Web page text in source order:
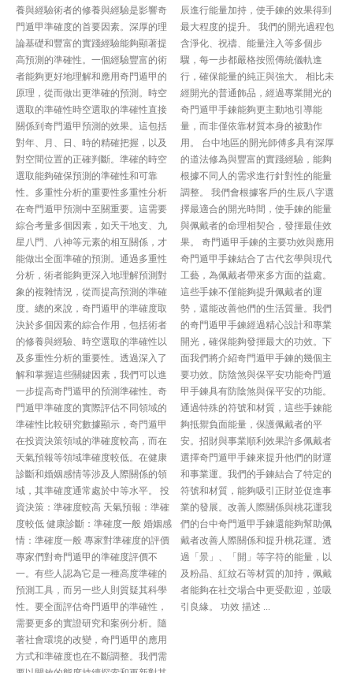
養與經驗術者的修養與經驗是影響奇
門遁甲準確度的首要因素。深厚的理
論基礎和豐富的實踐經驗能夠顯著提
高預測的準確性。一個經驗豐富的術
者能夠更好地理解和應用奇門遁甲的
原理，從而做出更準確的預測。時空
選取的準確性時空選取的準確性直接
關係到奇門遁甲預測的效果。這包括
對年、月、日、時的精確把握，以及
對空間位置的正確判斷。準確的時空
選取能夠確保預測的準確性和可靠
性。多重性分析的重要性多重性分析
在奇門遁甲預測中至關重要。這需要
綜合考量多個因素，如天干地支、九
星八門、八神等元素的相互關係，才
能做出全面準確的預測。通過多重性
分析，術者能夠更深入地理解預測對
象的複雜情況，從而提高預測的準確
度。總的來說，奇門遁甲的準確度取
決於多個因素的綜合作用，包括術者
的修養與經驗、時空選取的準確性以
及多重性分析的重要性。透過深入了
解和掌握這些關鍵因素，我們可以進
一步提高奇門遁甲的預測準確性。奇
門遁甲準確度的實際評估不同領域的
準確性比較研究數據顯示，奇門遁甲
在投資決策領域的準確度較高，而在
天氣預報等領域準確度較低。在健康
診斷和婚姻感情等涉及人際關係的領
域，其準確度通常處於中等水平。 投
資決策：準確度較高 天氣預報：準確
度較低 健康診斷：準確度一般 婚姻感
情：準確度一般 專家對準確度的評價
專家們對奇門遁甲的準確度評價不
一。有些人認為它是一種高度準確的
預測工具，而另一些人則質疑其科學
性。要全面評估奇門遁甲的準確性，
需要更多的實證研究和案例分析。隨
著社會環境的改變，奇門遁甲的應用
方式和準確度也在不斷調整。我們需
辰進行能量加持，使手鍊的效果得到
最大程度的提升。 我們的開光過程包
含淨化、祝禱、能量注入等多個步
驟，每一步都嚴格按照傳統儀軌進
行，確保能量的純正與強大。 相比未
經開光的普通飾品，經過專業開光的
奇門遁甲手鍊能夠更主動地引導能
量，而非僅依靠材質本身的被動作
用。 台中地區的開光師傅多具有深厚
的道法修為與豐富的實踐經驗，能夠
根據不同人的需求進行針對性的能量
調整。 我們會根據客戶的生辰八字選
擇最適合的開光時間，使手鍊的能量
與佩戴者的命理相契合，發揮最佳效
果。 奇門遁甲手鍊的主要功效與應用
奇門遁甲手鍊結合了古代玄學與現代
工藝，為佩戴者帶來多方面的益處。
這些手鍊不僅能夠提升佩戴者的運
勢，還能改善他們的生活質量。我們
的奇門遁甲手鍊經過精心設計和專業
開光，確保能夠發揮最大的功效。下
面我們將介紹奇門遁甲手鍊的幾個主
要功效。防陰煞與保平安功能奇門遁
甲手鍊具有防陰煞與保平安的功能。
通過特殊的符號和材質，這些手鍊能
夠抵禦負面能量，保護佩戴者的平
安。招財與事業順利效果許多佩戴者
選擇奇門遁甲手鍊來提升他們的財運
和事業運。我們的手鍊結合了特定的
符號和材質，能夠吸引正財並促進事
業的發展。改善人際關係與桃花運我
們的台中奇門遁甲手鍊還能夠幫助佩
戴者改善人際關係和提升桃花運。透
過「景」、「開」等字符的能量，以
及粉晶、紅紋石等材質的加持，佩戴
者能夠在社交場合中更受歡迎，並吸
引良緣。 功效 描述 ...